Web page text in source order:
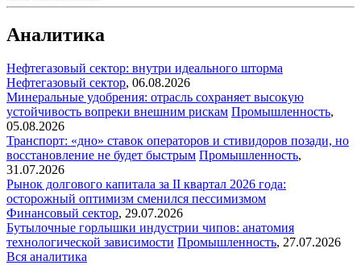
Аналитика
Нефтегазовый сектор: внутри идеального шторма
Нефтегазовый сектор, 06.08.2026
Минеральные удобрения: отрасль сохраняет высокую
устойчивость вопреки внешним рискам Промышленность,
05.08.2026
Транспорт: «дно» ставок операторов и стивидоров позади, но
восстановление не будет быстрым Промышленность,
31.07.2026
Рынок долгового капитала за II квартал 2026 года:
осторожный оптимизм сменился пессимизмом
Финансовый сектор, 29.07.2026
Бутылочные горлышки индустрии чипов: анатомия
технологической зависимости Промышленность, 27.07.2026
Вся аналитика